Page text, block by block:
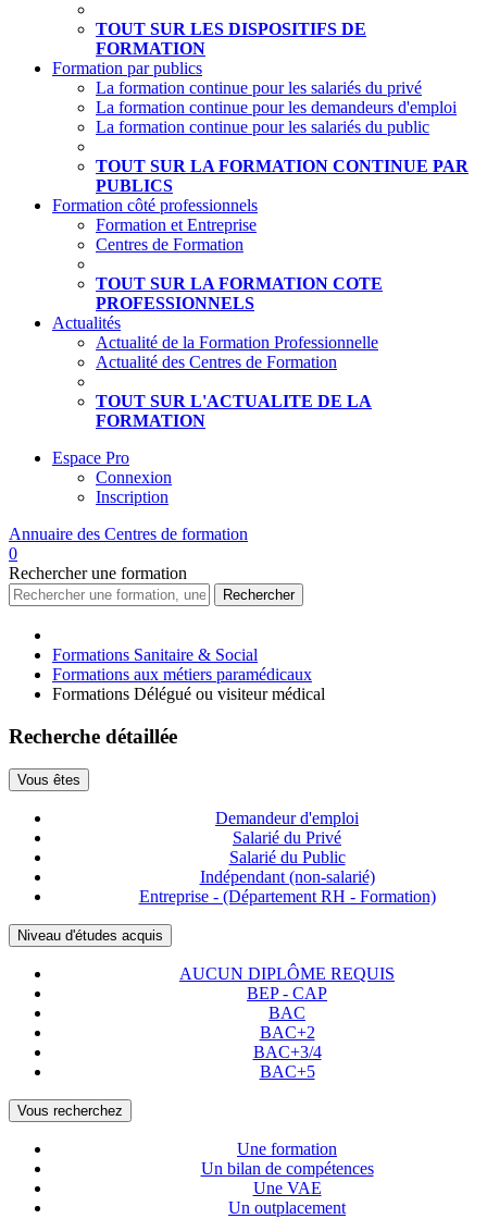
TOUT SUR LES DISPOSITIFS DE
FORMATION
Formation par publics
La formation continue pour les salariés du privé
La formation continue pour les demandeurs d'emploi
La formation continue pour les salariés du public
TOUT SUR LA FORMATION CONTINUE PAR
PUBLICS
Formation côté professionnels
Formation et Entreprise
Centres de Formation
TOUT SUR LA FORMATION COTE
PROFESSIONNELS
Actualités
Actualité de la Formation Professionnelle
Actualité des Centres de Formation
TOUT SUR L'ACTUALITE DE LA
FORMATION
Espace Pro
Connexion
Inscription
Annuaire des Centres de formation
0
Rechercherune formation
Rechercher
Formations Sanitaire & Social
Formations aux métiers paramédicaux
Formations Délégué ou visiteur médical
Recherche détaillée
Vous êtes
Demandeur d'emploi
Salarié du Privé
Salarié du Public
Indépendant (non-salarié)
Entreprise - (Département RH - Formation)
Niveau d'études acquis
AUCUN DIPLÔME REQUIS
BEP - CAP
BAC
BAC+2
BAC+3/4
BAC+5
Vous recherchez
Une formation
Un bilan de compétences
Une VAE
Un outplacement